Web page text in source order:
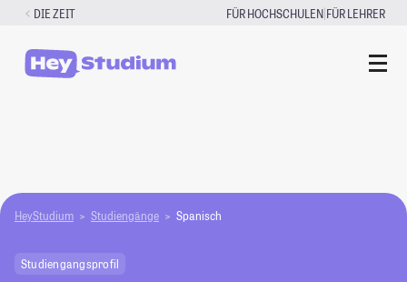
Zum
springen
DIE ZEIT FÜR HOCHSCHULEN|FÜR LEHRER
HeyStudium Studiengänge Spanisch
Studiengangsprofil